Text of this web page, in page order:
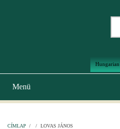
Hungarian
Main
navigation
Menü
CÍMLAP / / LOVAS JÁNOS